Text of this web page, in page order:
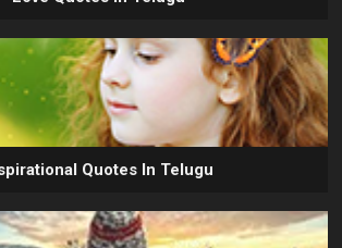
Quotes In Telugu